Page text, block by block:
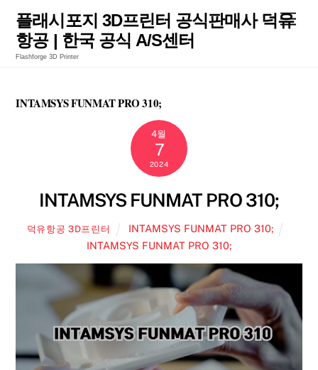
content
플래시포지 3D프린터 공식판매사 덕유
항공 | 한국 공식 A/S센터
Flashforge 3D Printer
INTAMSYS FUNMAT PRO 310;
4월
7
2024
INTAMSYS FUNMAT PRO 310;
덕유항공 3D프린터
INTAMSYS FUNMAT PRO 310;
INTAMSYS FUNMAT PRO 310;